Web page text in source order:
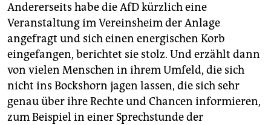
Andererseits habe die AfD kürzlich eine
Veranstaltung im Vereinsheim der Anlage
angefragt und sich einen energischen Korb
eingefangen, berichtet sie stolz. Und erzählt dann
von vielen Menschen in ihrem Umfeld, die sich
nicht ins Bockshorn jagen lassen, die sich sehr
genau über ihre Rechte und Chancen informieren,
zum Beispiel in einer Sprechstunde der